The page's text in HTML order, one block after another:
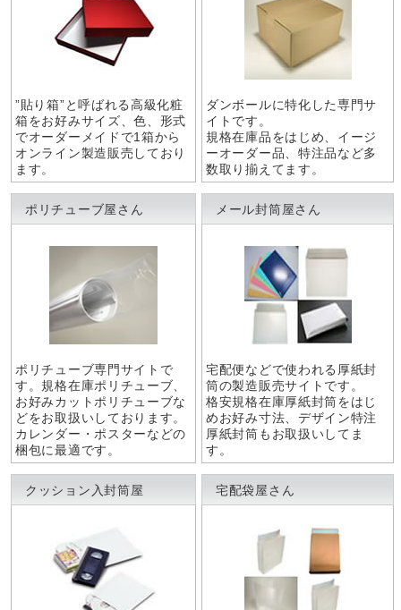
”貼り箱”と呼ばれる高級化粧
箱をお好みサイズ、色、形式
でオーダーメイドで1箱から
オンライン製造販売しており
ます。
ダンボールに特化した専門サ
イトです。
規格在庫品をはじめ、イージ
ーオーダー品、特注品など多
数取り揃えてます。
ポリチューブ屋さん
ポリチューブ専門サイトで
す。規格在庫ポリチューブ、
お好みカットポリチューブな
どをお取扱いしております。
カレンダー・ポスターなどの
梱包に最適です。
メール封筒屋さん
宅配便などで使われる厚紙封
筒の製造販売サイトです。
格安規格在庫厚紙封筒をはじ
めお好み寸法、デザイン特注
厚紙封筒もお取扱いしてま
す。
クッション入封筒屋 宅配袋屋さん